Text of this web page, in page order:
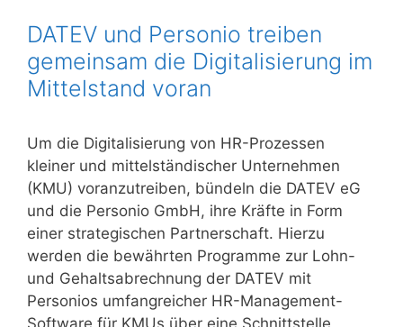
DATEV und Personio treiben
gemeinsam die Digitalisierung im
Mittelstand voran
Um die Digitalisierung von HR-Prozessen
kleiner und mittelständischer Unternehmen
(KMU) voranzutreiben, bündeln die DATEV eG
und die Personio GmbH, ihre Kräfte in Form
einer strategischen Partnerschaft. Hierzu
werden die bewährten Programme zur Lohn-
und Gehaltsabrechnung der DATEV mit
Personios umfangreicher HR-Management-
Software für KMUs über eine Schnittstelle